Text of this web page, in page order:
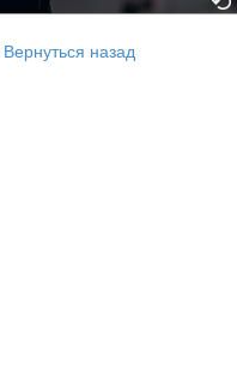
Вернуться назад